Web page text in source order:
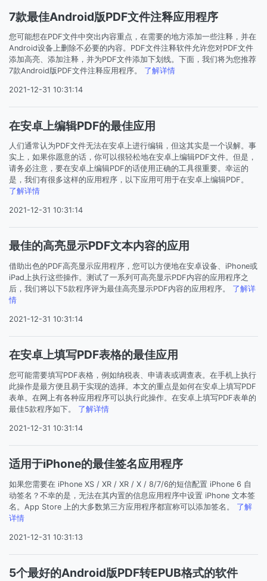
7款最佳Android版PDF文件注释应用程序
您可能想在PDF文件中突出内容重点，在需要的地方添加一些注释，并在
Android设备上删除不必要的内容。PDF文件注释软件允许您对PDF文件
添加高亮、添加注释，并为PDF文件添加下划线。下面，我们将为您推荐
7款Android版PDF文件注释应用程序。 了解详情
2021-12-31 10:31:14
在安卓上编辑PDF的最佳应用
人们通常认为PDF文件无法在安卓上进行编辑，但这其实是一个误解。事
实上，如果你愿意的话，你可以很轻松地在安卓上编辑PDF文件。但是，
请务必注意，要在安卓上编辑PDF的话使用正确的工具很重要。幸运的
是，我们有很多这样的应用程序，以下应用可用于在安卓上编辑PDF。
了解详情
2021-12-31 10:31:14
最佳的高亮显示PDF文本内容的应用
借助出色的PDF高亮显示应用程序，您可以方便地在安卓设备、iPhone或
iPad上执行这些操作。测试了一系列可高亮显示PDF内容的应用程序之
后，我们将以下5款程序评为最佳高亮显示PDF内容的应用程序。 了解详
情
2021-12-31 10:31:14
在安卓上填写PDF表格的最佳应用
您可能需要填写PDF表格，例如纳税表、申请表或调查表。在手机上执行
此操作是最方便且易于实现的选择。本文的重点是如何在安卓上填写PDF
表单。在网上有各种应用程序可以执行此操作。在安卓上填写PDF表单的
最佳5款程序如下。 了解详情
2021-12-31 10:31:14
适用于iPhone的最佳签名应用程序
如果您需要在 iPhone XS / XR / XR / X / 8/7/6的短信配置 iPhone 6 自
动签名？不幸的是，无法在其内置的信息应用程序中设置 iPhone 文本签
名。App Store 上的大多数第三方应用程序都宣称可以添加签名。 了解
详情
2021-12-31 10:31:13
5个最好的Android版PDF转EPUB格式的软件